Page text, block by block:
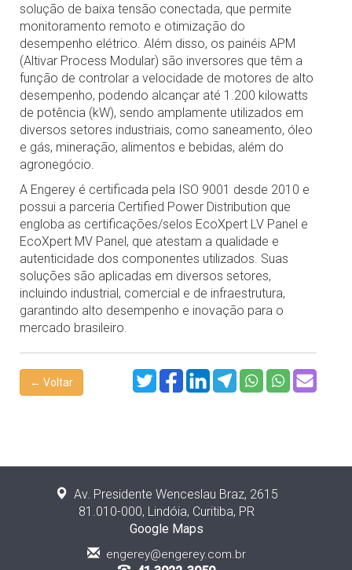
solução de baixa tensão conectada, que permite
monitoramento remoto e otimização do
desempenho elétrico. Além disso, os painéis APM
(Altivar Process Modular) são inversores que têm a
função de controlar a velocidade de motores de alto
desempenho, podendo alcançar até 1.200 kilowatts
de potência (kW), sendo amplamente utilizados em
diversos setores industriais, como saneamento, óleo
e gás, mineração, alimentos e bebidas, além do
agronegócio.
A Engerey é certificada pela ISO 9001 desde 2010 e
possui a parceria Certified Power Distribution que
engloba as certificações/selos EcoXpert LV Panel e
EcoXpert MV Panel, que atestam a qualidade e
autenticidade dos componentes utilizados. Suas
soluções são aplicadas em diversos setores,
incluindo industrial, comercial e de infraestrutura,
garantindo alto desempenho e inovação para o
mercado brasileiro.
← Voltar
Av. Presidente Wenceslau Braz, 2615
81.010-000, Lindóia, Curitiba, PR
Google Maps
engerey@engerey.com.br